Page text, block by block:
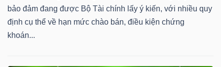
bảo đảm đang được Bộ Tài chính lấy ý kiến, với nhiều quy
định cụ thể về hạn mức chào bán, điều kiện chứng
khoán...